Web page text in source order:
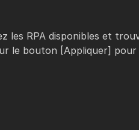
les RPA disponibles et
le bouton [Appliquer] pour